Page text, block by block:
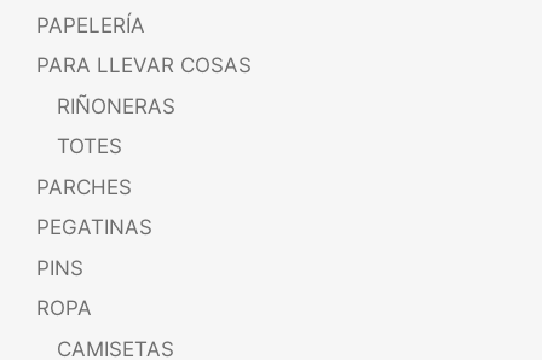
PAPELERÍA
PARA LLEVAR COSAS
RIÑONERAS
TOTES
PARCHES
PEGATINAS
PINS
ROPA
CAMISETAS